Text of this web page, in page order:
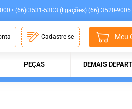
• (66) 3531-5303 (ligações) (66) 3520-
Cadastre-se Meu
PEÇAS DEMAIS